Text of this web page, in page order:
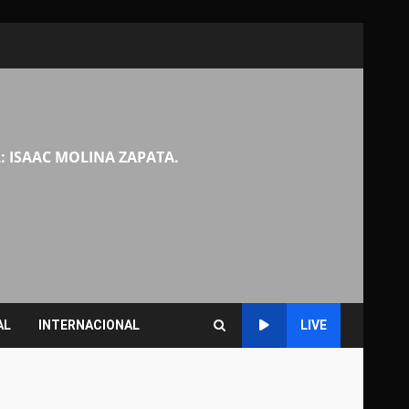
ISAAC MOLINA ZAPATA.
INTERNACIONAL LIVE